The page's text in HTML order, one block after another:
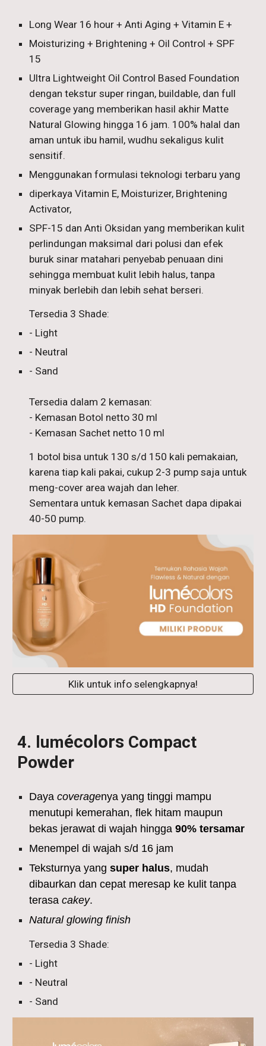
Long Wear 16 hour + Anti Aging + Vitamin E +
Moisturizing + Brightening + Oil Control + SPF
15
Ultra Lightweight Oil Control Based Foundation
dengan tekstur super ringan, buildable, dan full
coverage yang memberikan hasil akhir Matte
Natural Glowing hingga 16 jam. 100% halal dan
aman untuk ibu hamil, wudhu sekaligus kulit
sensitif.
Menggunakan formulasi teknologi terbaru yang
diperkaya Vitamin E, Moisturizer, Brightening
Activator,
SPF-15 dan Anti Oksidan yang memberikan kulit
perlindungan maksimal dari polusi dan efek
buruk sinar matahari penyebab penuaan dini
sehingga membuat kulit lebih halus, tanpa
minyak berlebih dan lebih sehat berseri.
Tersedia 3 Shade:
- Light
- Neutral
- Sand
Tersedia dalam 2 kemasan:
- Kemasan Botol netto 30 ml
- Kemasan Sachet netto 10 ml
1 botol bisa untuk 130 s/d 150 kali pemakaian,
karena tiap kali pakai, cukup 2-3 pump saja untuk
meng-cover area wajah dan leher.
Sementara untuk kemasan Sachet dapa dipakai
40-50 pump.
Klik untuk info selengkapnya!
4. lumécolors Compact
Powder
Dayacoveragenya yang tinggi mampu
menutupi kemerahan, flek hitam maupun
bekas jerawat di wajah hingga90% tersamar
Menempel di wajah s/d 16 jam
Teksturnya yangsuper halus, mudah
dibaurkan dan cepat meresap ke kulit tanpa
terasacakey.
Natural glowing finish
Tersedia 3 Shade:
- Light
- Neutral
- Sand